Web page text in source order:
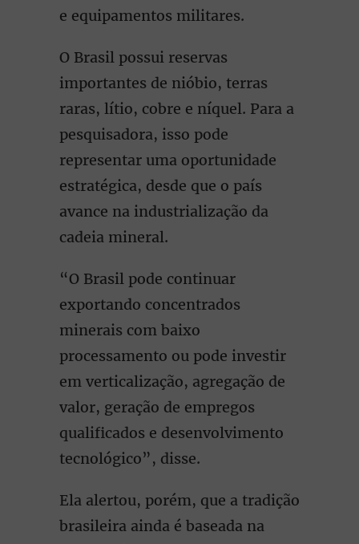
e equipamentos militares.
O Brasil possui reservas
importantes de nióbio, terras
raras, lítio, cobre e níquel. Para a
pesquisadora, isso pode
representar uma oportunidade
estratégica, desde que o país
avance na industrialização da
cadeia mineral.
“O Brasil pode continuar
exportando concentrados
minerais com baixo
processamento ou pode investir
em verticalização, agregação de
valor, geração de empregos
qualificados e desenvolvimento
tecnológico”, disse.
Ela alertou, porém, que a tradição
brasileira ainda é baseada na